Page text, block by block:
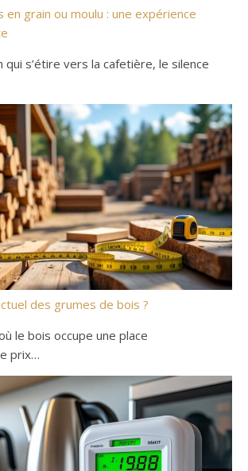
en grain ou moulu : une expérience
qui s’étire vers la cafetière, le silence
des grumes de bois ?
le bois occupe une place
prix…